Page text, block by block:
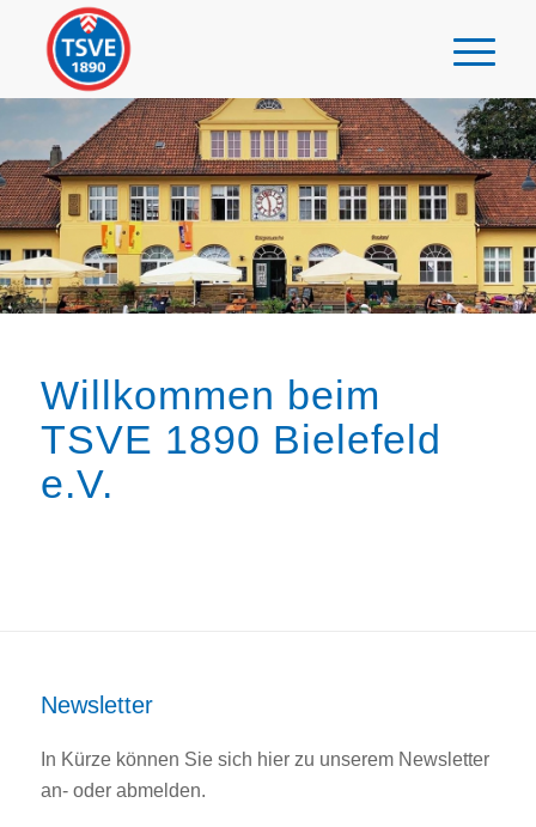
Willkommen beim
TSVE 1890 Bielefeld
e.V.
Newsletter
In Kürze können Sie sich hier zu unserem Newsletter
an- oder abmelden.